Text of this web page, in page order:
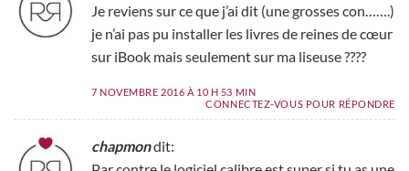
Je reviens sur ce que j’ai dit (une grosses con…….)
je n’ai pas pu installer les livres de reines de cœur
sur iBook mais seulement sur ma liseuse ????
7 NOVEMBRE 2016 À 10 H 53 MIN
CONNECTEZ-VOUS POUR RÉPONDRE
chapmondit: